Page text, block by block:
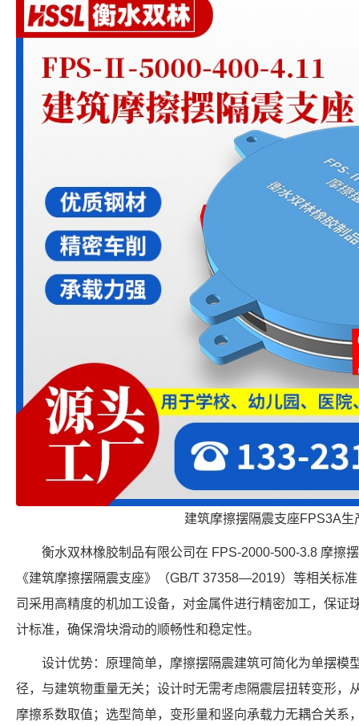
建筑摩擦摆隔震支座FPS3A生
衡水双林橡胶制品有限公司在 FPS-2000-500-3.8 摩擦
《建筑摩擦摆隔震支座》（GB/T 37358—2019）等相关标
司采用高精度的机加工设备，对金属件进行精密加工，保证
计标准，确保滑块滑动的顺畅性和稳定性。
设计优势：原理简单，摩擦摆隔震建筑可简化为单摆模
径，与建筑物重量无关；设计时无需考虑隔震层扭转变形，
摩擦系数取值；选型简单，变形量和竖向承载力无耦合关系